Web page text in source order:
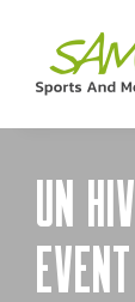
UN
EVENT